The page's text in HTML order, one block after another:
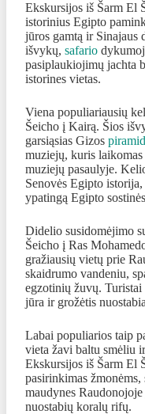
Ekskursijos iš Šarm El
istorinius Egipto
jūros gamtą ir
išvykų, safario
pasiplaukiojimų jachta
istorines vietas.
Viena populiariausių
Šeicho į Kairą. Šios
garsiąsias Gizos
muziejų, kuris
muziejų pasaulyje.
Senovės Egipto
ypatingą Egipto
Didelio susidomėjimo
Šeicho į Ras
gražiausių vietų prie
skaidrumo vandeniu,
egzotinių žuvų.
jūra ir grožėtis
Labai populiarios taip
vieta žavi baltu smėliu
Ekskursijos iš Šarm El
pasirinkimas
maudynes
nuostabių koralų rifų.